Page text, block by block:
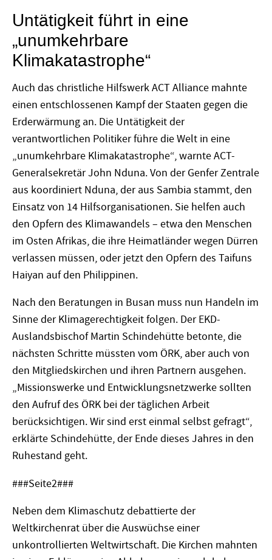
Untätigkeit führt in eine
„unumkehrbare
Klimakatastrophe“
Auch das christliche Hilfswerk ACT Alliance mahnte
einen entschlossenen Kampf der Staaten gegen die
Erderwärmung an. Die Untätigkeit der
verantwortlichen Politiker führe die Welt in eine
„unumkehrbare Klimakatastrophe“, warnte ACT-
Generalsekretär John Nduna. Von der Genfer Zentrale
aus koordiniert Nduna, der aus Sambia stammt, den
Einsatz von 14 Hilfsorganisationen. Sie helfen auch
den Opfern des Klimawandels – etwa den Menschen
im Osten Afrikas, die ihre Heimatländer wegen Dürren
verlassen müssen, oder jetzt den Opfern des Taifuns
Haiyan auf den Philippinen.
Nach den Beratungen in Busan muss nun Handeln im
Sinne der Klimagerechtigkeit folgen. Der EKD-
Auslandsbischof Martin Schindehütte betonte, die
nächsten Schritte müssten vom ÖRK, aber auch von
den Mitgliedskirchen und ihren Partnern ausgehen.
„Missionswerke und Entwicklungsnetzwerke sollten
den Aufruf des ÖRK bei der täglichen Arbeit
berücksichtigen. Wir sind erst einmal selbst gefragt“,
erklärte Schindehütte, der Ende dieses Jahres in den
Ruhestand geht.
###Seite2###
Neben dem Klimaschutz debattierte der
Weltkirchenrat über die Auswüchse einer
unkontrollierten Weltwirtschaft. Die Kirchen mahnten